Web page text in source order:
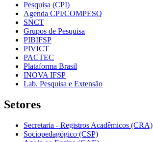
Pesquisa (CPI)
Agenda CPI/COMPESQ
SNCT
Grupos de Pesquisa
PIBIFSP
PIVICT
PACTEC
Plataforma Brasil
INOVA IFSP
Lab. Pesquisa e Extensão
Setores
Secretaria - Registros Acadêmicos (CRA)
Sociopedagógico (CSP)